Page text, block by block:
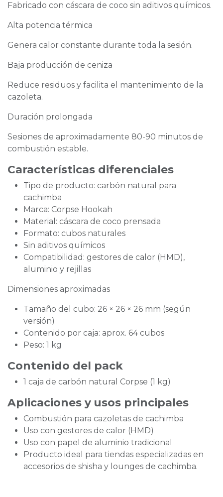
Fabricado con cáscara de coco sin aditivos químicos.
Alta potencia térmica
Genera calor constante durante toda la sesión.
Baja producción de ceniza
Reduce residuos y facilita el mantenimiento de la
cazoleta.
Duración prolongada
Sesiones de aproximadamente 80-90 minutos de
combustión estable.
Características diferenciales
Tipo de producto: carbón natural para
cachimba
Marca: Corpse Hookah
Material: cáscara de coco prensada
Formato: cubos naturales
Sin aditivos químicos
Compatibilidad: gestores de calor (HMD),
aluminio y rejillas
Dimensiones aproximadas
Tamaño del cubo: 26 × 26 × 26 mm (según
versión)
Contenido por caja: aprox. 64 cubos
Peso: 1 kg
Contenido del pack
1 caja de carbón natural Corpse (1 kg)
Aplicaciones y usos principales
Combustión para cazoletas de cachimba
Uso con gestores de calor (HMD)
Uso con papel de aluminio tradicional
Producto ideal para tiendas especializadas en
accesorios de shisha y lounges de cachimba.